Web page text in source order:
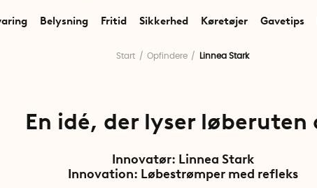
Belysning Fritid Sikkerhed Køretøjer Gavetips
Start Opfindere Linnea Stark
En idé, der lyser løberuten
Innovatør: Linnea Stark
Innovation: Løbestrømper med refleks